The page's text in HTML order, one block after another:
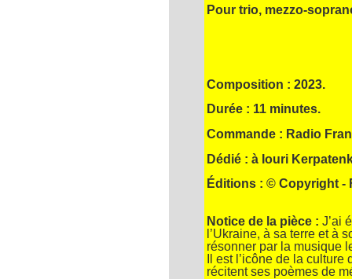
Pour trio, mezzo-
Composition : 2023.
Durée : 11 minutes.
Commande : Radio
Dédié : à Iouri
Éditions : © Copyright -
Notice de la pièce : J’ai
l’Ukraine, à sa terre et à
résonner par la musique
Il est l’icône de la
récitent ses poèmes de